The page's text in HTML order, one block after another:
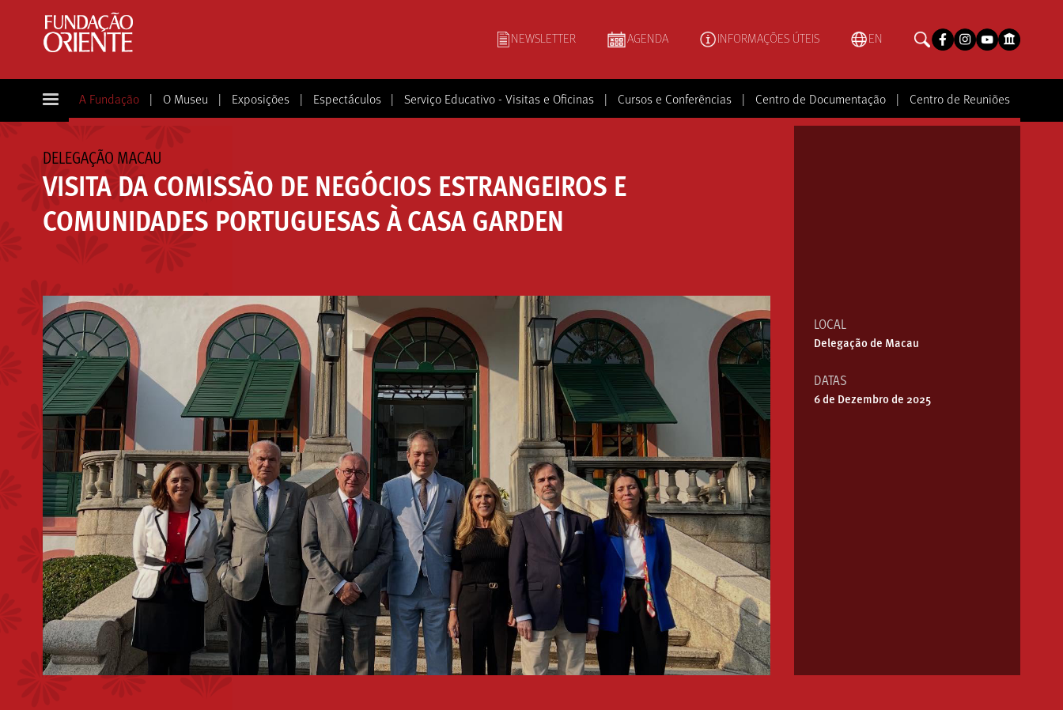
NEWSLETTER AGENDA INFORMAÇÕES ÚTEIS EN
A Fundação O Museu Exposições Espectáculos Serviço Educativo - Visitas e Oficinas Cursos e Conferências Centro de Documentação Centro de Reuniões
DELEGAÇÃO MACAU
VISITA DA COMISSÃO DE NEGÓCIOS ESTRANGEIROS E
COMUNIDADES PORTUGUESAS À CASA GARDEN
LOCAL
Delegação de Macau
DATAS
6 de Dezembro de 2025